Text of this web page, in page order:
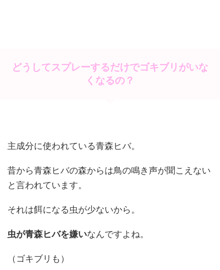
どうしてスプレーするだけでゴキブリがいな
くなるの？
主成分に使われている青森ヒバ。
昔から青森ヒバの森からは鳥の鳴き声が聞こえない
と言われています。
それは餌になる虫が少ないから。
虫が青森ヒバを嫌いなんですよね。
（ゴキブリも）